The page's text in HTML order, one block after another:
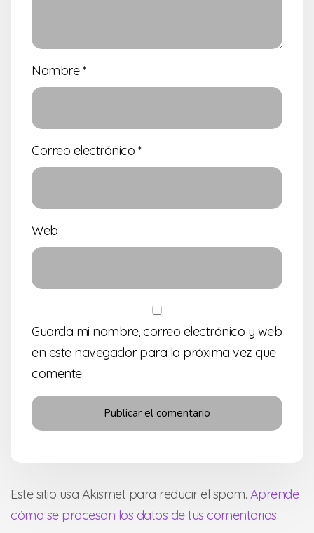
Nombre*
Correo electrónico *
Web
Guarda mi nombre, correo electrónico y web
en este navegador para la próxima vez que
comente.
Este sitio usa Akismet para reducir el spam. Aprende
cómo se procesan los datos de tus comentarios.